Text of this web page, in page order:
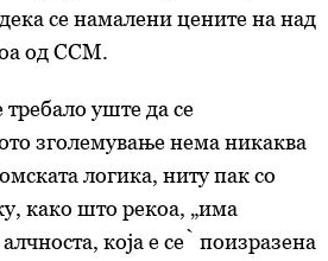
се намалени цените на над
од ССМ.
уште да се
зголемување нема никаква
логика, ниту пак со
како што рекоа, „има
која е сѐ поизразена